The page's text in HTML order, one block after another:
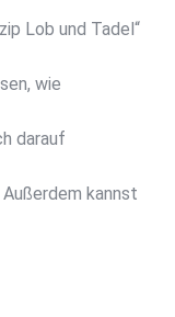
Lob und Tadel“
wie
darauf
kannst